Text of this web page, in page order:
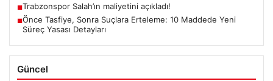
■Trabzonspor Salah’ın maliyetini açıkladı!
■Önce Tasfiye, Sonra Suçlara Erteleme: 10 Maddede Yeni
Süreç Yasası Detayları
Güncel